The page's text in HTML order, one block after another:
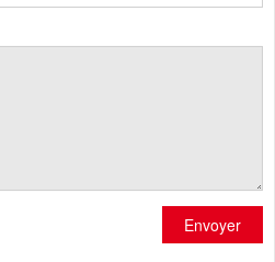
Envoyer